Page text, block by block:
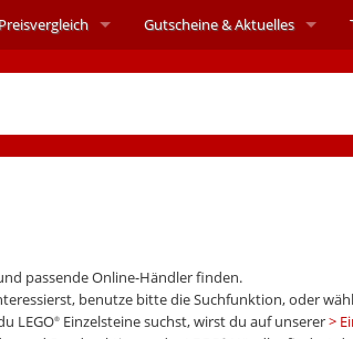
passende Online-Händler finden.
benutze bitte die Suchfunktion, oder
LEGO® Einzelsteine suchst, wirst du auf unserer
Preisvergleich Gutscheine &Aktuelles